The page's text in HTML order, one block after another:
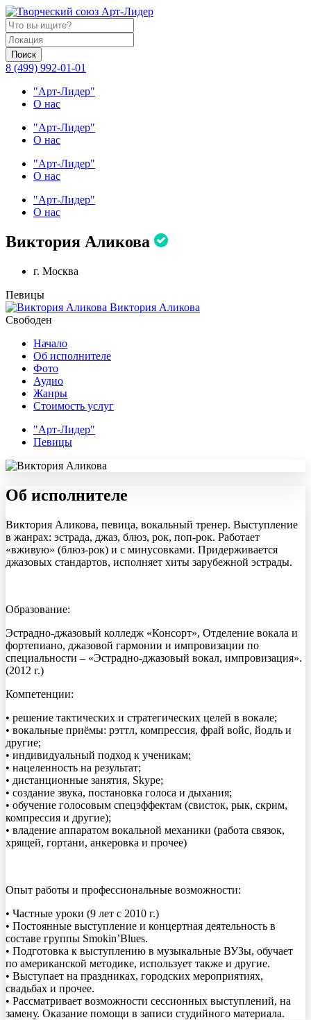
Поиск
8 (499) 992-01-01
"Арт-Лидер"
О нас
"Арт-Лидер"
О нас
"Арт-Лидер"
О нас
"Арт-Лидер"
О нас
Виктория Аликова
г. Москва
Певицы
Виктория Аликова
Свободен
Начало
Об исполнителе
Фото
Аудио
Жанры
Стоимость услуг
"Арт-Лидер"
Певицы
Об исполнителе
Виктория Аликова, певица, вокальный тренер. Выступление
в жанрах: эстрада, джаз, блюз, рок, поп-рок. Работает
«вживую» (блюз-рок) и с минусовками. Придерживается
джазовых стандартов, исполняет хиты зарубежной эстрады.
Образование:
Эстрадно-джазовый колледж «Консорт», Отделение вокала и
фортепиано, джазовой гармонии и импровизации по
специальности – «Эстрадно-джазовый вокал, импровизация».
(2012 г.)
Компетенции:
• решение тактических и стратегических целей в вокале;
• вокальные приёмы: рэттл, компрессия, фрай войс, йодль и
другие;
• индивидуальный подход к ученикам;
• нацеленность на результат;
• дистанционные занятия, Skype;
• создание звука, постановка голоса и дыхания;
• обучение голосовым спецэффектам (свисток, рык, скрим,
компрессия и другие);
• владение аппаратом вокальной механики (работа связок,
хрящей, гортани, анкеровка и прочее)
Опыт работы и профессиональные возможности:
• Частные уроки (9 лет с 2010 г.)
• Постоянные выступление и концертная деятельность в
составе группы Smokin’Blues.
• Подготовка к выступлению в музыкальные ВУЗы, обучает
по американской методике, использует также и другие.
• Выступает на праздниках, городских мероприятиях,
свадьбах и прочее.
• Рассматривает возможности сессионных выступлений, на
замену. Оказание помощи в записи студийного материала.